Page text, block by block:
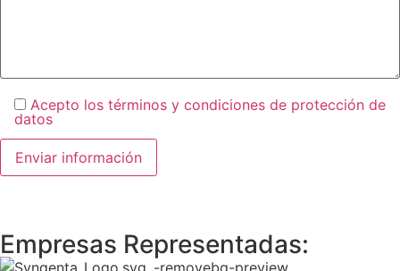
Acepto los términos y condiciones de protección de
datos
Empresas Representadas: